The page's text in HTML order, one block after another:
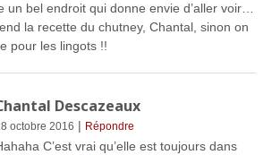
un bel endroit qui donne envie d’aller voir…
la recette du chutney, Chantal, sinon on
pour les lingots !!
Descazeaux
octobre 2016 | Répondre
C’est vrai qu’elle est toujours dans